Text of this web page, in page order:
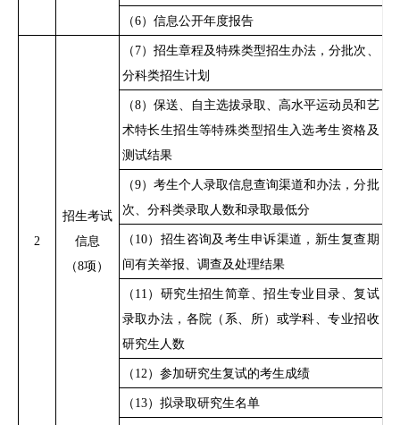
（6）信息公开年度报告
2
招生考试
信息
（8项）
（ 7）招生章程及特殊类型招生办法，分批次、
分科类招生计划
（8）保送、自主选拔录取、高水平运动员和艺
术特长生招生等特殊类型招生入选考生资格及
测试结果
（9）考生个人录取信息查询渠道和办法，分批
次、分科类录取人数和录取最低分
（ 10）招生咨询及考生申诉渠道，新生复查期
间有关举报、调查及处理结果
（ 11）研究生招生简章、招生专业目录、复试
录取办法，各院（系、所）或学科、专业招收
研究生人数
（ 12）参加研究生复试的考生成绩
（ 13）拟录取研究生名单